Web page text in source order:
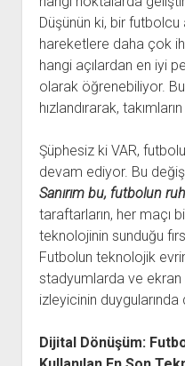
Düşünün ki, bir
hareketlere daha çok
hangi açılardan en iyi
olarak öğrenebiliyor.
hızlandırarak,
Şüphesiz ki VAR,
devam ediyor. Bu
Sanırım bu, futbolun
taraftarların, her maçı
teknolojinin sunduğu
Futbolun teknolojik
stadyumlarda ve ekran
izleyicinin
Dijital Dönüşüm: